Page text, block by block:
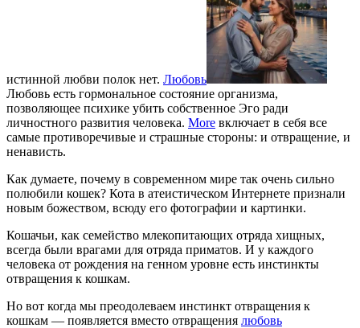
истинной любви полок нет. Любовь
Любовь есть гормональное состояние организма,
позволяющее психике убить собственное Эго ради
личностного развития человека. More включает в себя все
самые противоречивые и страшные стороны: и отвращение, и
ненависть.
Как думаете, почему в современном мире так очень сильно
полюбили кошек? Кота в атеистическом Интернете признали
новым божеством, всюду его фотографии и картинки.
Кошачьи, как семейство млекопитающих отряда хищных,
всегда были врагами для отряда приматов. И у каждого
человека от рождения на генном уровне есть инстинкты
отвращения к кошкам.
Но вот когда мы преодолеваем инстинкт отвращения к
кошкам — появляется вместо отвращения любовь